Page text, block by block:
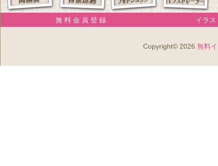
無 料 会 員 登 録 イラス
Copyright© 2026 無料